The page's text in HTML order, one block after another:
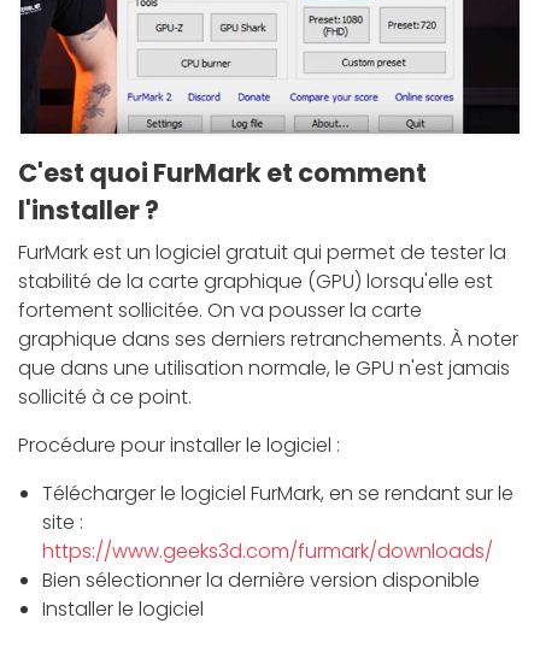
C'est quoi FurMark et comment
l'installer ?
FurMark est un logiciel gratuit qui permet de tester la
stabilité de la carte graphique (GPU) lorsqu'elle est
fortement sollicitée. On va pousser la carte
graphique dans ses derniers retranchements. À noter
que dans une utilisation normale, le GPU n'est jamais
sollicité à ce point.
Procédure pour installer le logiciel :
Télécharger le logiciel FurMark, en se rendant sur le
site :
https://www.geeks3d.com/furmark/downloads/
Bien sélectionner la dernière version disponible
Installer le logiciel